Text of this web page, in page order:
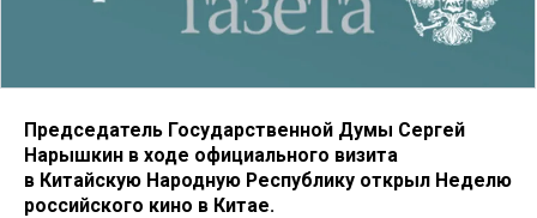
Председатель Государственной Думы Сергей
Нарышкин в ходе официального визита
в Китайскую Народную Республику открыл Неделю
российского кино в Китае.